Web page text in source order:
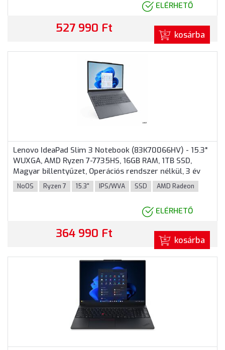
ELÉRHETŐ
527 990 Ft kosárba
Lenovo IdeaPad Slim 3 Notebook (83K70066HV) - 15.3"
WUXGA, AMD Ryzen 7-7735HS, 16GB RAM, 1TB SSD,
Magyar billentyűzet, Operációs rendszer nélkül, 3 év
garancia, Szürke színben
NoOS Ryzen 7 15.3" IPS/WVA SSD AMD Radeon
ELÉRHETŐ
364 990 Ft kosárba